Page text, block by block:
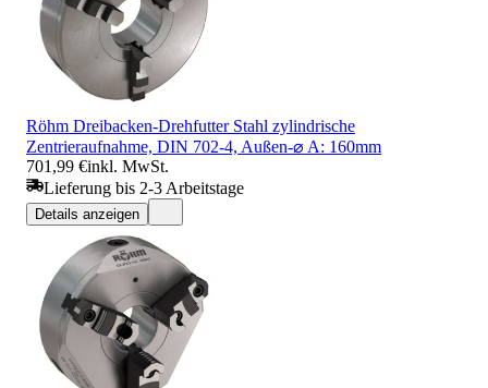
Röhm Dreibacken-Drehfutter Stahl zylindrische
Zentrieraufnahme, DIN 702-4, Außen-⌀ A: 160mm
701,99 €inkl. MwSt.
Lieferung bis 2-3 Arbeitstage
Details anzeigen